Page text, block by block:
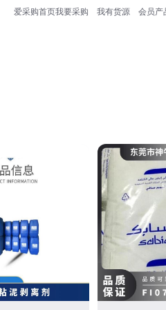
爱采购首页我要采购 我有货源 会员产